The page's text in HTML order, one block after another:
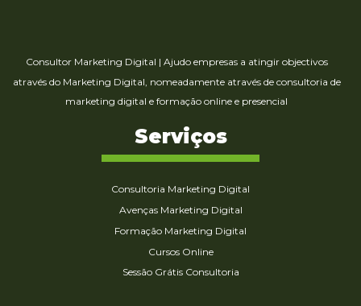
Consultor Marketing Digital | Ajudo empresas a atingir objectivos
através do Marketing Digital, nomeadamente através de consultoria de
marketing digital e formação online e presencial
Serviços
Consultoria Marketing Digital
Avenças Marketing Digital
Formação Marketing Digital
Cursos Online
Sessão Grátis Consultoria